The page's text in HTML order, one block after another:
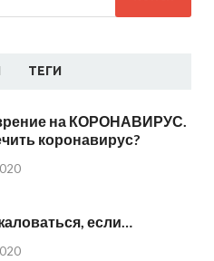
ТЕГИ
на КОРОНАВИРУС.
коронавирус?
если…